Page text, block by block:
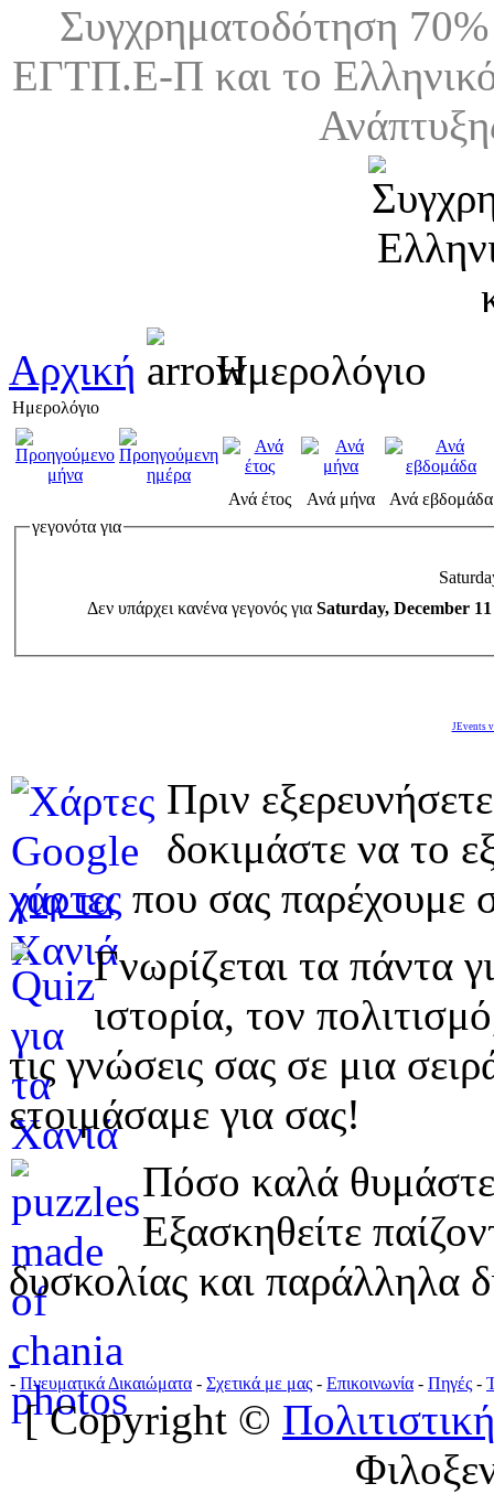
Συγχρηματοδότηση
ΕΓΤΠ.Ε-Π και το
Αρχική Ημερολόγιο
Ημερολόγιο
Ανά έτος Ανά μήνα
Ανά εβδομάδα
γεγονότα για
Δεν υπάρχει κανένα γεγονός για Saturday, December 11
JEvents
Πριν
δοκιμάστε να το
χάρτες που σας παρέχουμε
Γνωρίζεται τα πάντα
ιστορία, τον
τις γνώσεις σας σε μια
ετοιμάσαμε για σας!
Πόσο καλά
Εξασκηθείτε
δυσκολίας και παράλληλα
- Πνευματικά Δικαιώματα - Σχετικά με μας - Επικοινωνία - Πηγές -
[ Copyright ©